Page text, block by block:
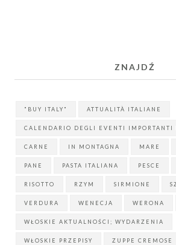
ZNAJDŹ
"BUY ITALY" ATTUALITÀ ITALIANE
CALENDARIO DEGLI EVENTI IMPORTANTI
CARNE IN MONTAGNA MARE
PANE PASTA ITALIANA PESCE
RISOTTO RZYM SIRMIONE
VERDURA WENECJA WERONA
WŁOSKIE AKTUALNOŚCI; WYDARZENIA
WŁOSKIE PRZEPISY ZUPPE CREMOSE